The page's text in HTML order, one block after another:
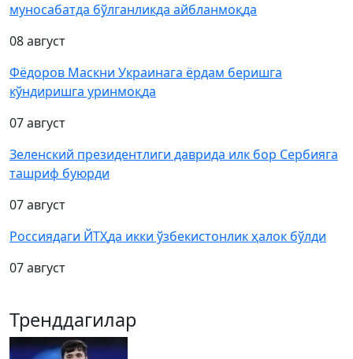
муносабатда бўлганликда айбланмоқда
08 август
Фёдоров Маскни Украинага ёрдам беришга
кўндиришга уринмоқда
07 август
Зеленский президентлиги даврида илк бор Сербияга
ташриф буюрди
07 август
Россиядаги ЙТҲда икки ўзбекистонлик ҳалок бўлди
07 август
Тренддагилар